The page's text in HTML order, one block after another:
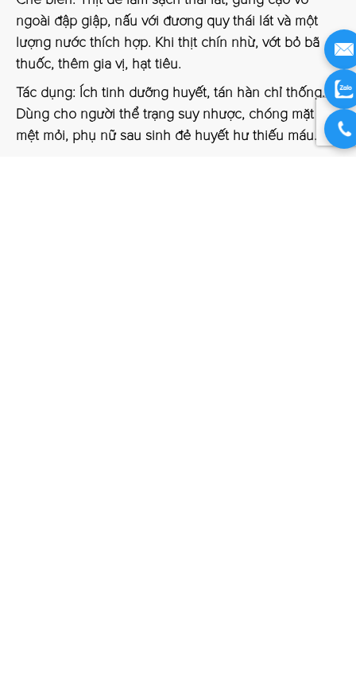
ngoài đập giập, nấu với đương quy thái lát và một
lượng nước thích hợp. Khi thịt chín nhừ, vớt bỏ bã
thuốc, thêm gia vị, hạt tiêu.
Tác dụng: Ích tinh dưỡng huyết, tán hàn chỉ thống.
Dùng cho người thể trạng suy nhược, chóng mặt
mệt mỏi, phụ nữ sau sinh đẻ huyết hư thiếu máu.